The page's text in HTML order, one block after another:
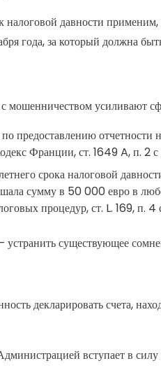
давности
года, за который должна
мошенничеством усиливают
предоставлению
Франции, ст. 1649 A, п. 2
срока налоговой
сумму в 50 000 евро в
процедур, ст. L. 169, п.
существующее
декларировать счета,
вступает в